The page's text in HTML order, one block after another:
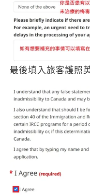
最後填入旅客護照